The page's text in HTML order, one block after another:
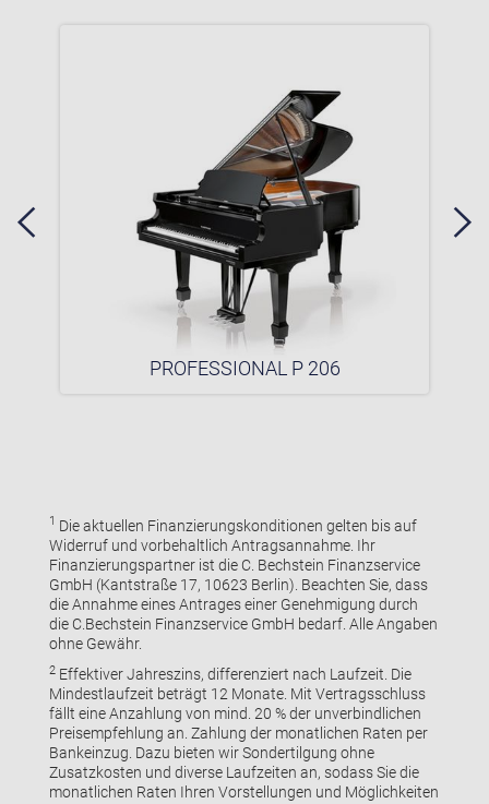
PROFESSIONAL P 206
1 Die aktuellen Finanzierungskonditionen gelten bis auf
Widerruf und vorbehaltlich Antragsannahme. Ihr
Finanzierungspartner ist die C. Bechstein Finanzservice
GmbH (Kantstraße 17, 10623 Berlin). Beachten Sie, dass
die Annahme eines Antrages einer Genehmigung durch
die C.Bechstein Finanzservice GmbH bedarf. Alle Angaben
ohne Gewähr.
2Effektiver Jahreszins, differenziert nach Laufzeit. Die
Mindestlaufzeit beträgt 12 Monate. Mit Vertragsschluss
fällt eine Anzahlung von mind. 20 % der unverbindlichen
Preisempfehlung an. Zahlung der monatlichen Raten per
Bankeinzug. Dazu bieten wir Sondertilgung ohne
Zusatzkosten und diverse Laufzeiten an, sodass Sie die
monatlichen Raten Ihren Vorstellungen und Möglichkeiten